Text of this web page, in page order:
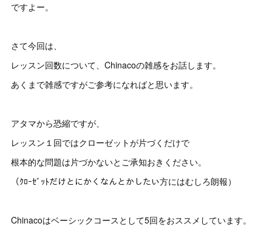
ですよー。
さて今回は、
レッスン回数について、Chinacoの雑感をお話します。
あくまで雑感ですがご参考になればと思います。
アタマから恐縮ですが、
レッスン１回ではクローゼットが片づくだけで
根本的な問題は片づかないとご承知おきください。
（ｸﾛｰｾﾞｯﾄだけとにかくなんとかしたい方にはむしろ朗報）
Chinacoはベーシックコースとして5回をおススメしています。